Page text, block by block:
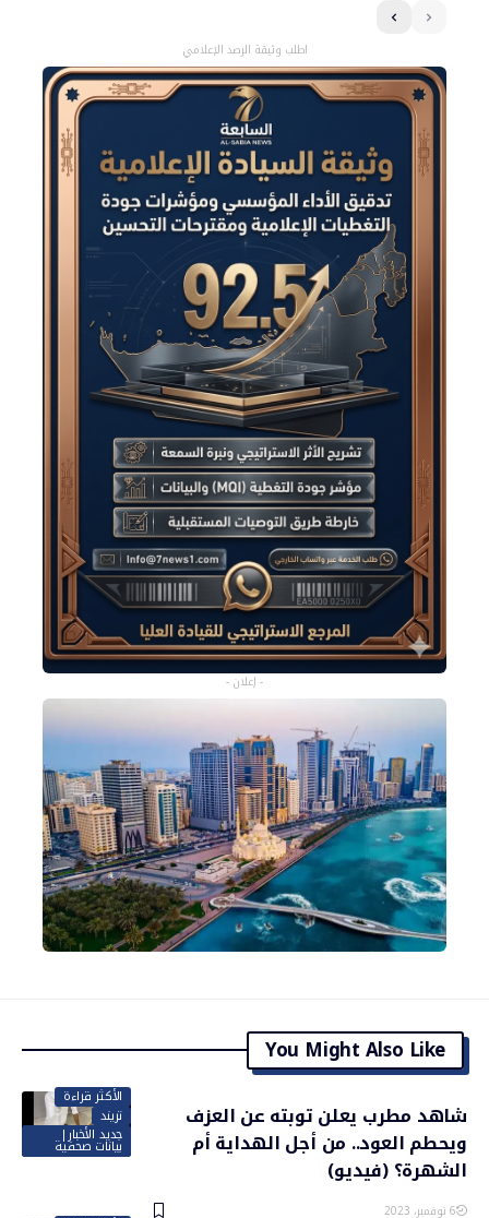
اطلب وثيقة الرصد الإعلامي
- إعلان -
You Might Also Like
الأكثر قراءة
تريند
جديد الأخبار|
بيانات صحفية
شاهد مطرب يعلن توبته عن العزف
ويحطم العود.. من أجل الهداية أم
الشهرة؟ (فيديو)
6 نوفمبر، 2023